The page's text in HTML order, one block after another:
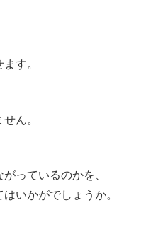
す。
ん。
っているのかを、
いかがでしょうか。